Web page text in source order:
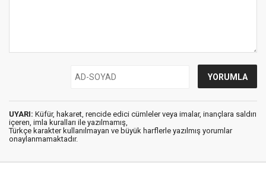
UYARI: Küfür, hakaret, rencide edici cümleler veya imalar, inançlara saldırı
içeren, imla kuralları ile yazılmamış,
Türkçe karakter kullanılmayan ve büyük harflerle yazılmış yorumlar
onaylanmamaktadır.